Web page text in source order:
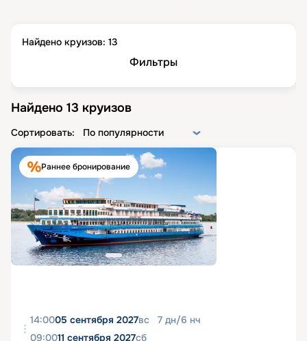
Найдено круизов: 13
Фильтры
Найдено 13 круизов
Сортировать: По популярности
Раннее бронирование
14:0005 сентября 2027вс 7 дн/6 нч
09:0011 сентября 2027сб